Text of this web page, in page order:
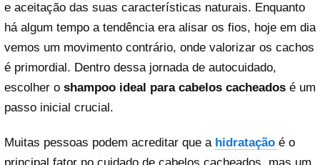
e aceitação das suas características naturais. Enquanto
há algum tempo a tendência era alisar os fios, hoje em dia
vemos um movimento contrário, onde valorizar os cachos
é primordial. Dentro dessa jornada de autocuidado,
escolher o shampoo ideal para cabelos cacheados é um
passo inicial crucial.
Muitas pessoas podem acreditar que a hidratação é o